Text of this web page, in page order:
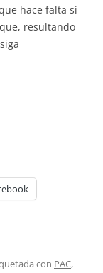
hace falta si
resultando
con PAC,